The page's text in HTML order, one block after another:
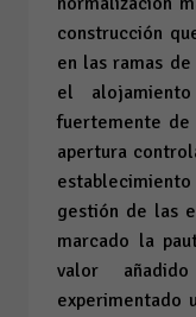
construcción
en las ramas
el
fuertemente de
apertura
gestión de las
marcado la
valor
experimentado